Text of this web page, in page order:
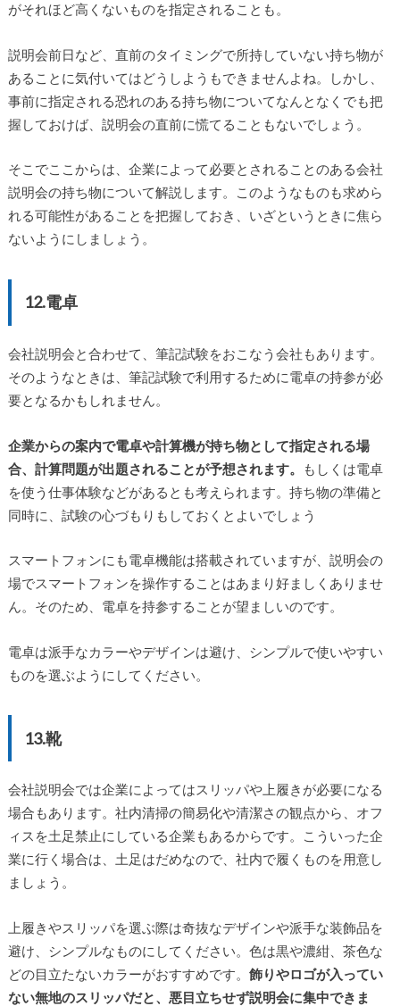
がそれほど高くないものを指定されることも。
説明会前日など、直前のタイミングで所持していない持ち物が
あることに気付いてはどうしようもできませんよね。しかし、
事前に指定される恐れのある持ち物についてなんとなくでも把
握しておけば、説明会の直前に慌てることもないでしょう。
そこでここからは、企業によって必要とされることのある会社
説明会の持ち物について解説します。このようなものも求めら
れる可能性があることを把握しておき、いざというときに焦ら
ないようにしましょう。
12.電卓
会社説明会と合わせて、筆記試験をおこなう会社もあります。
そのようなときは、筆記試験で利用するために電卓の持参が必
要となるかもしれません。
企業からの案内で電卓や計算機が持ち物として指定される場
合、計算問題が出題されることが予想されます。
もしくは電卓
を使う仕事体験などがあるとも考えられます。持ち物の準備と
同時に、試験の心づもりもしておくとよいでしょう
スマートフォンにも電卓機能は搭載されていますが、説明会の
場でスマートフォンを操作することはあまり好ましくありませ
ん。そのため、電卓を持参することが望ましいのです。
電卓は派手なカラーやデザインは避け、シンプルで使いやすい
ものを選ぶようにしてください。
13.靴
会社説明会では企業によってはスリッパや上履きが必要になる
場合もあります。社内清掃の簡易化や清潔さの観点から、オフ
ィスを土足禁止にしている企業もあるからです。こういった企
業に行く場合は、土足はだめなので、社内で履くものを用意し
ましょう。
上履きやスリッパを選ぶ際は奇抜なデザインや派手な装飾品を
避け、シンプルなものにしてください。色は黒や濃紺、茶色な
どの目立たないカラーがおすすめです。 飾りやロゴが入ってい
ない無地のスリッパだと、悪目立ちせず説明会に集中できま